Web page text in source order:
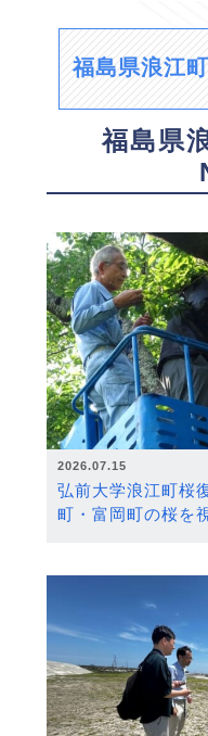
福島県浪江
福島県
2026.07.15
弘前大学浪江町桜
町・富岡町の桜を